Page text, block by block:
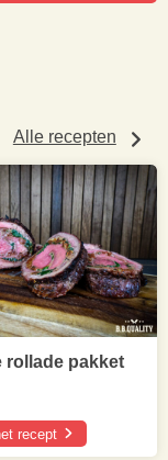
Alle recepten
rollade pakket
recept